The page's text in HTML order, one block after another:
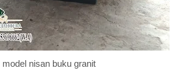
model nisan buku granit